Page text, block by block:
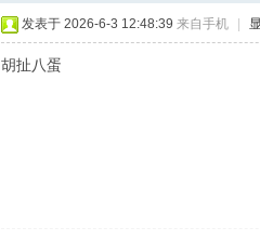
发表于 2026-6-3 12:48:39 来自手机
胡扯八蛋